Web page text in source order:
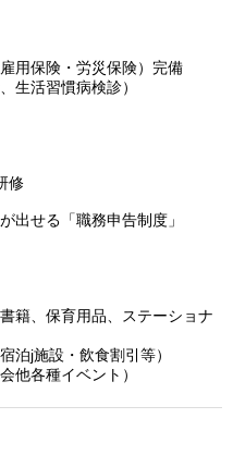
用保険・労災保険）完備
生活習慣病検診）
修
出せる「職務申告制度」
籍、保育用品、ステーショナ
泊j施設・飲食割引等）
他各種イベント）